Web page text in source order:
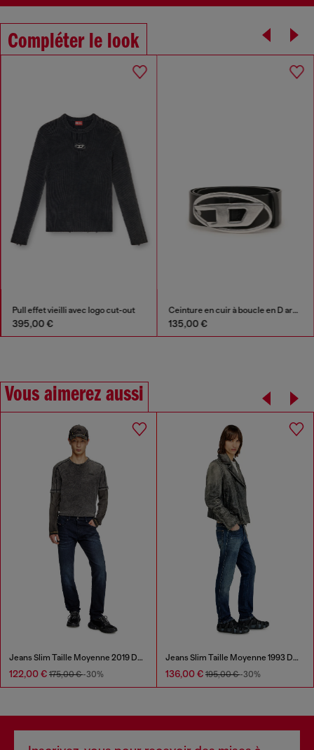
Compléter le look
Pull effet vieilli avec logo cut-out
395,00 €
Ceinture en cuir à boucle en D argentée vieillie
135,00 €
Vous aimerez aussi
Jeans Slim Taille Moyenne 2019 D-Strukt
122,00 € 175,00 €-30%
Jeans Slim Taille Moyenne 1993 D-Vyl
136,00 € 195,00 €-30%